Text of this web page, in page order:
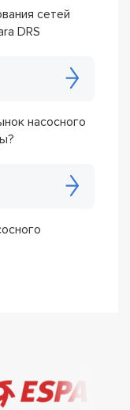
сетей
DRS
насосного